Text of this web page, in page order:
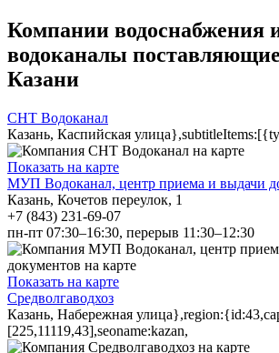
Компании водоснабжения
водоканалы
Казани
СНТ Водоканал
Казань, Каспийская
Показать на карте
МУП Водоканал, центр приема и выдачи
Казань, Кочетов переулок, 1
+7 (843) 231-69-07
пн-пт 07:30–16:30, перерыв 11:30–12:30
Показать на карте
Средволгаводхоз
Казань, Набережная
[225,11119,43],seoname:kazan,